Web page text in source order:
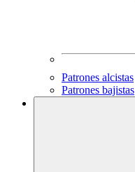
Patrones alcistas
Patrones bajistas